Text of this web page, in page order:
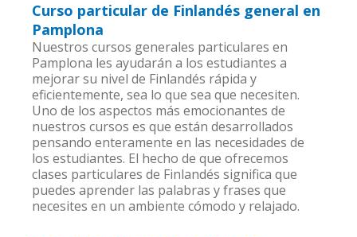
Curso particular de Finlandés general en
Pamplona
Nuestros cursos generales particulares en
Pamplona les ayudarán a los estudiantes a
mejorar su nivel de Finlandés rápida y
eficientemente, sea lo que sea que necesiten.
Uno de los aspectos más emocionantes de
nuestros cursos es que están desarrollados
pensando enteramente en las necesidades de
los estudiantes. El hecho de que ofrecemos
clases particulares de Finlandés significa que
puedes aprender las palabras y frases que
necesites en un ambiente cómodo y relajado.